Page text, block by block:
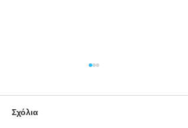
Σχόλια